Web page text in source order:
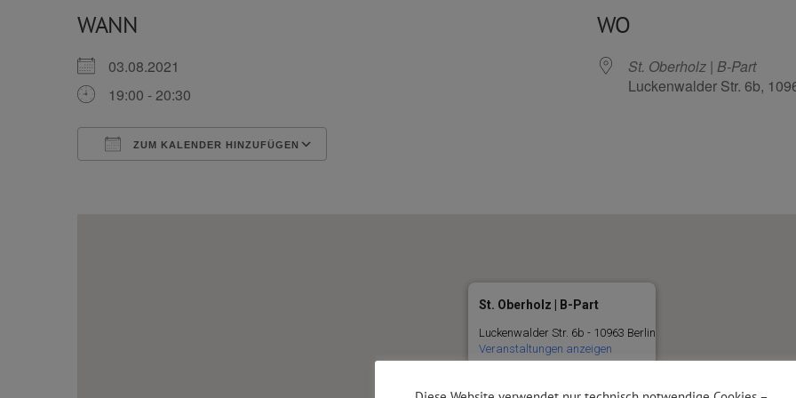
WANN
03.08.2021
19:00 - 20:30
ZUM KALENDER HINZUFÜGEN
WO
St. Oberholz | B-Part
Luckenwalder Str. 6b,
St. Oberholz | B-Part
Luckenwalder Str. 6b - 10963 Berlin
Veranstaltungen anzeigen